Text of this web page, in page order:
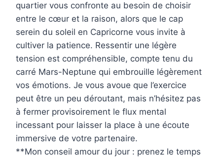
quartier vous confronte au besoin de choisir
entre le cœur et la raison, alors que le cap
serein du soleil en Capricorne vous invite à
cultiver la patience. Ressentir une légère
tension est compréhensible, compte tenu du
carré Mars-Neptune qui embrouille légèrement
vos émotions. Je vous avoue que l’exercice
peut être un peu déroutant, mais n’hésitez pas
à fermer provisoirement le flux mental
incessant pour laisser la place à une écoute
immersive de votre partenaire.
**Mon conseil amour du jour : prenez le temps